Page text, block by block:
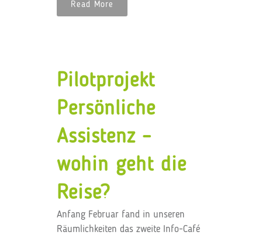
Read More
Pilotprojekt
Persönliche
Assistenz –
wohin geht die
Reise?
Anfang Februar fand in unseren
Räumlichkeiten das zweite Info-Café